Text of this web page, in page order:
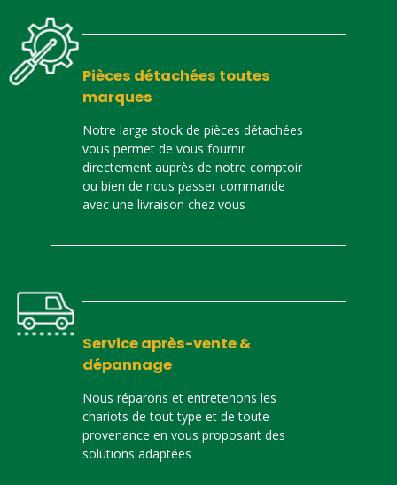
Pièces détachées toutes
marques
Notre large stock de pièces détachées
vous permet de vous fournir
directement auprès de notre comptoir
ou bien de nous passer commande
avec une livraison chez vous
Service après-vente &
dépannage
Nous réparons et entretenons les
chariots de tout type et de toute
provenance en vous proposant des
solutions adaptées